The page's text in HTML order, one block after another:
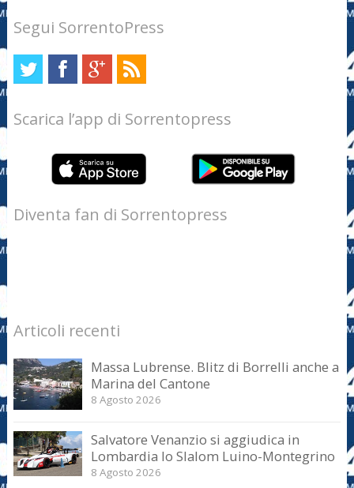
Segui SorrentoPress
Scarica l’app di Sorrentopress
Diventa fan di Sorrentopress
Articoli recenti
Massa Lubrense. Blitz di Borrelli anche a
Marina del Cantone
8 Agosto 2026
Salvatore Venanzio si aggiudica in
Lombardia lo Slalom Luino-Montegrino
8 Agosto 2026